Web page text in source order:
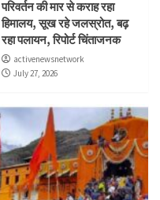
परिवर्तन की मार से कराह रहा
हिमालय, सूख रहे जलस्रोत, बढ़
रहा पलायन, रिपोर्ट चिंताजनक
activenewsnetwork
July 27, 2026